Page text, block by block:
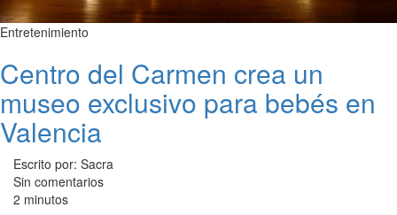
Entretenimiento
Centro del Carmen crea un
museo exclusivo para bebés en
Valencia
Escrito por: Sacra
Sin comentarios
2 minutos